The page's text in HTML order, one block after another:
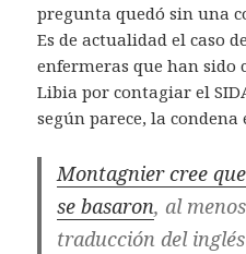
pregunta quedó sin una
Es de actualidad el caso
enfermeras que han sido
Libia por contagiar el
según parece, la
Montagnier cree
se basaron, al
traducción del